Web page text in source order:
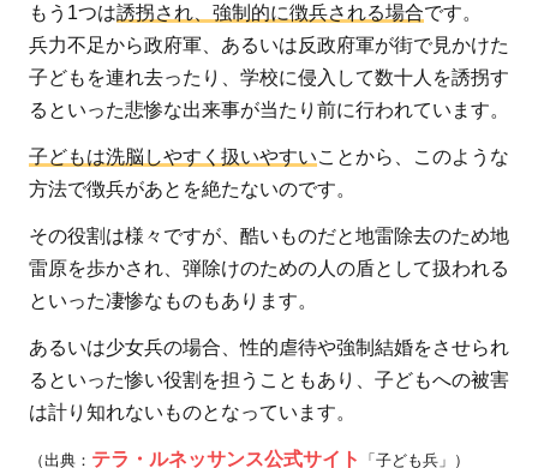
私た
ちが
でき
るこ
とを
考
行動
しよ
う
もう1つは誘拐され、強制的に徴兵される場合です。
兵力不足から政府軍、あるいは反政府軍が街で見かけた
子どもを連れ去ったり、学校に侵入して数十人を誘拐す
るといった悲惨な出来事が当たり前に行われています。
子どもは洗脳しやすく扱いやすいことから、このような
方法で徴兵があとを絶たないのです。
その役割は様々ですが、酷いものだと地雷除去のため地
雷原を歩かされ、弾除けのための人の盾として扱われる
といった凄惨なものもあります。
あるいは少女兵の場合、性的虐待や強制結婚をさせられ
るといった惨い役割を担うこともあり、子どもへの被害
は計り知れないものとなっています。
（出典： テラ・ルネッサンス公式サイト 「子ども兵」）